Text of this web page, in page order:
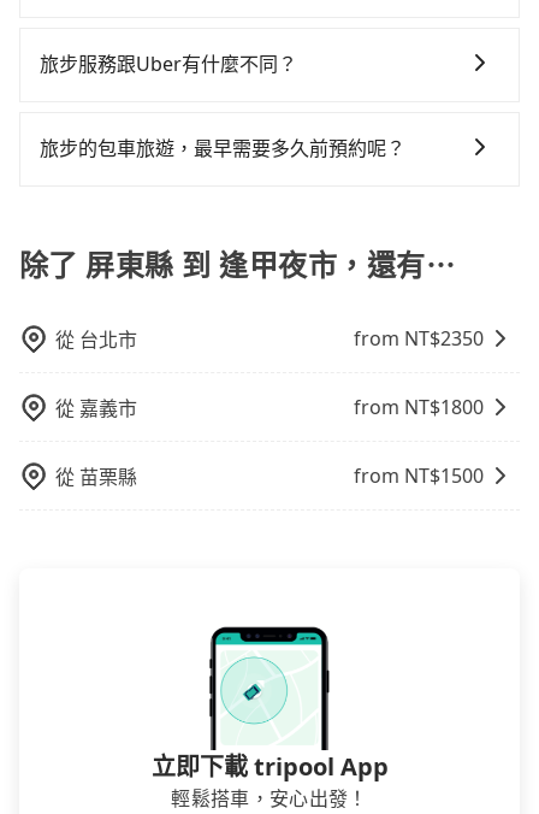
外負擔40元車資，而且更會額外浪費5分鐘在轉乘與等車
50%的交通費用。
樣。另外，偶爾也會遇到明明已經預約了時間但上一位
小的風險。最後，雖然路邊隨租隨還看似方便，但實際
KKDAY、KLOOK、叫車吧等。tripool旅步專注在長程
效的車輛調度能力，能以市價7~8折提供專車到府服務，
遊，從單純的單趟接送到算時間的計時包車都有，可彈
算即真實價格，免去來回電話確認。一天包車的價格可
人以上巴士，請來信洽詢。
旅步服務跟Uber有什麼不同？
中長程提供最優惠的價格。 (3) 全台服務，不分城市與郊
旅步的包車旅遊，最早需要多久前預約呢？
以不妨趁早訂購，享受更划算的價格。
除了 屏東縣 到 逢甲夜市，還有⋯
從 台北市 from NT$2350
從 嘉義市 from NT$1800
從 苗栗縣 from NT$1500
立即下載 tripool App
輕鬆搭車，安心出發！